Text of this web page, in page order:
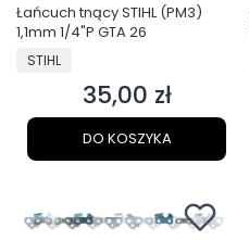
Łańcuch tnący STIHL (PM3)
1,1mm 1/4"P GTA 26
PRODUCENT
STIHL
Cena
35,00 zł
DO KOSZYKA